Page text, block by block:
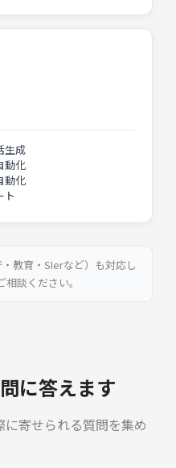
生成
動化
動化
ト
教育・SIerなど）も対応し
談ください。
に答えます
寄せられる質問を集め